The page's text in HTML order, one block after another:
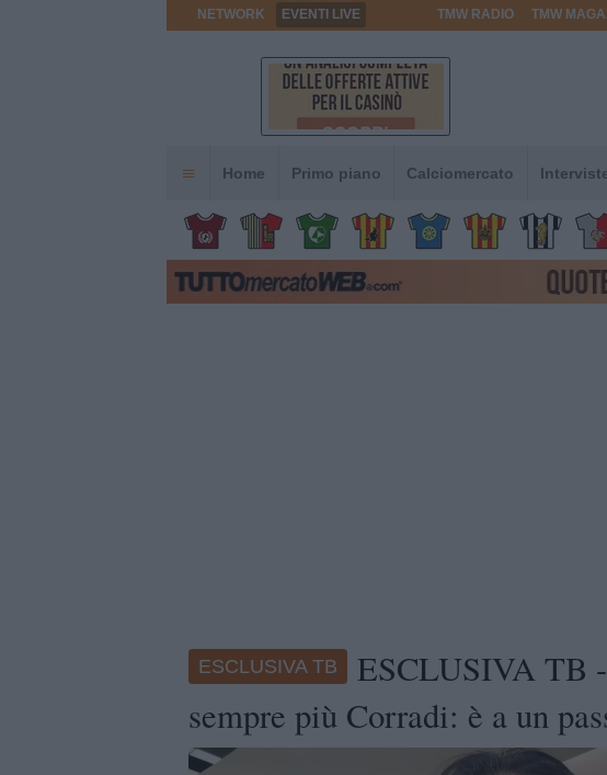
NETWORK EVENTI LIVE TMW RADIO TMW
Home Primo piano Calciomercato
ESCLUSIVA TB
ESCLUSIVA TB
sempre più Corradi: è a un